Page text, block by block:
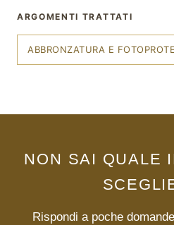
ARGOMENTI TRATTATI
ABBRONZATURA E
NON SAI QUALE
Rispondi a poche